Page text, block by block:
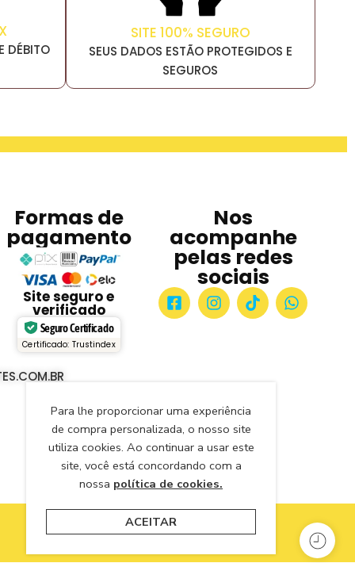
DÉBITO
SITE 100% SEGURO
SEUS DADOS ESTÃO PROTEGIDOS E
SEGUROS
Formas de
pagamento
Site seguro e
verificado
Seguro Certificado
Certificado: Trustindex
Nos
acompanhe
pelas redes
sociais
Para lhe proporcionar uma experiência
de compra personalizada, o nosso site
utiliza cookies. Ao continuar a usar este
site, você está concordando com a
nossa política de cookies.
ACEITAR